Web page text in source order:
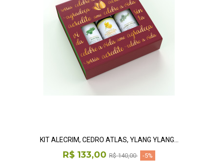
KIT ALECRIM, CEDRO ATLAS, YLANG YLANG...
R$ 133,00 R$ 140,00 -5%